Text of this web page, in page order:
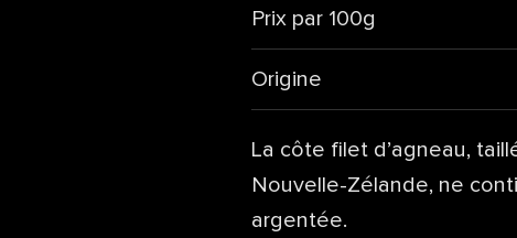
Prix par 100g
Origine
La côte filet d’agneau,
Nouvelle-Zélande, ne
argentée.